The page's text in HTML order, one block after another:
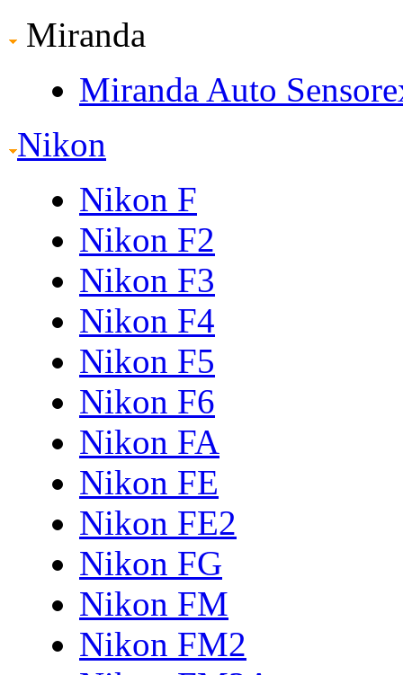
Miranda
Miranda Auto
Nikon
Nikon F
Nikon F2
Nikon F3
Nikon F4
Nikon F5
Nikon F6
Nikon FA
Nikon FE
Nikon FE2
Nikon FG
Nikon FM
Nikon FM2